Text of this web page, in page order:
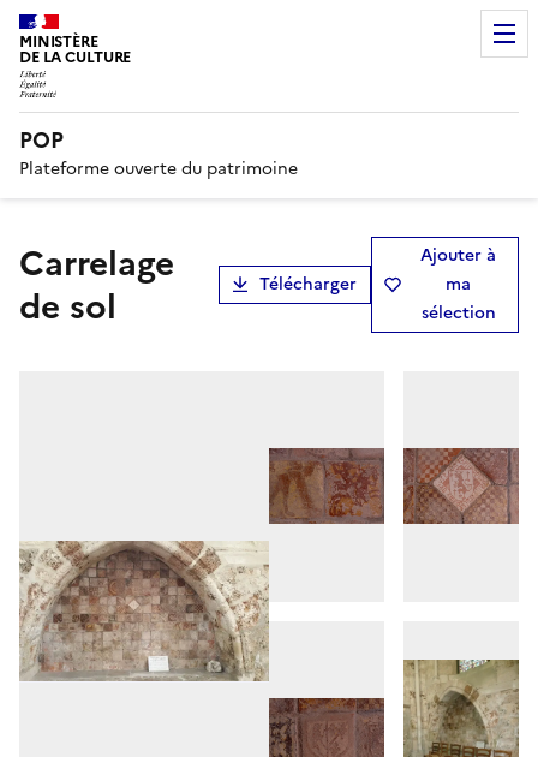
MINISTÈRE
DE LA CULTURE
POP
Plateforme ouverte du patrimoine
carrelage
de sol
Télécharger
Ajouter à
ma
sélection